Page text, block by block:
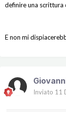
definire una
E non mi
Inviato 11